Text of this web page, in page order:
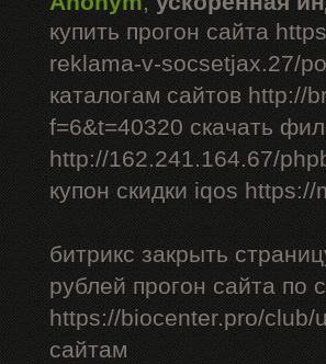
купить прогон сайта
reklama-v-socsetjax.27/
каталогам сайтов http://
f=6&t=40320 скачать
http://162.241.164.67/
купон скидки iqos
битрикс закрыть
рублей прогон сайта по
https://biocenter.pro/club/
сайтам